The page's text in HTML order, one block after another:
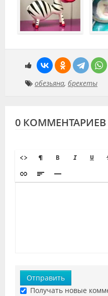
обезьяна, брекеты
0 КОММЕНТАРИЕВ
Отправить
Получать новые